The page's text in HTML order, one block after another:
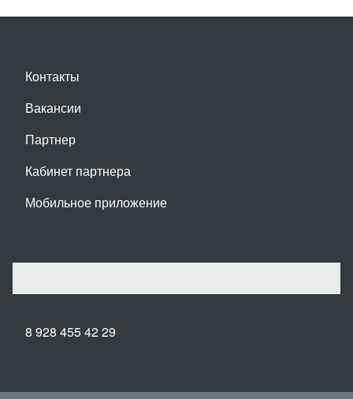
Контакты
Вакансии
Партнер
Кабинет партнера
Мобильное приложение
8 928 455 42 29